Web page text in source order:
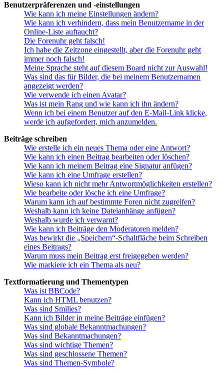
Benutzerpräferenzen und -einstellungen
Wie kann ich meine Einstellungen ändern?
Wie kann ich verhindern, dass mein Benutzername in der
Online-Liste auftaucht?
Die Forenuhr geht falsch!
Ich habe die Zeitzone eingestellt, aber die Forenuhr geht
immer noch falsch!
Meine Sprache steht auf diesem Board nicht zur Auswahl!
Was sind das für Bilder, die bei meinem Benutzernamen
angezeigt werden?
Wie verwende ich einen Avatar?
Was ist mein Rang und wie kann ich ihn ändern?
Wenn ich bei einem Benutzer auf den E-Mail-Link klicke,
werde ich aufgefordert, mich anzumelden.
Beiträge schreiben
Wie erstelle ich ein neues Thema oder eine Antwort?
Wie kann ich einen Beitrag bearbeiten oder löschen?
Wie kann ich meinem Beitrag eine Signatur anfügen?
Wie kann ich eine Umfrage erstellen?
Wieso kann ich nicht mehr Antwortmöglichkeiten erstellen?
Wie bearbeite oder lösche ich eine Umfrage?
Warum kann ich auf bestimmte Foren nicht zugreifen?
Weshalb kann ich keine Dateianhänge anfügen?
Weshalb wurde ich verwarnt?
Wie kann ich Beiträge den Moderatoren melden?
Was bewirkt die „Speichern“-Schaltfläche beim Schreiben
eines Beitrags?
Warum muss mein Beitrag erst freigegeben werden?
Wie markiere ich ein Thema als neu?
Textformatierung und Thementypen
Was ist BBCode?
Kann ich HTML benutzen?
Was sind Smilies?
Kann ich Bilder in meine Beiträge einfügen?
Was sind globale Bekanntmachungen?
Was sind Bekanntmachungen?
Was sind wichtige Themen?
Was sind geschlossene Themen?
Was sind Themen-Symbole?